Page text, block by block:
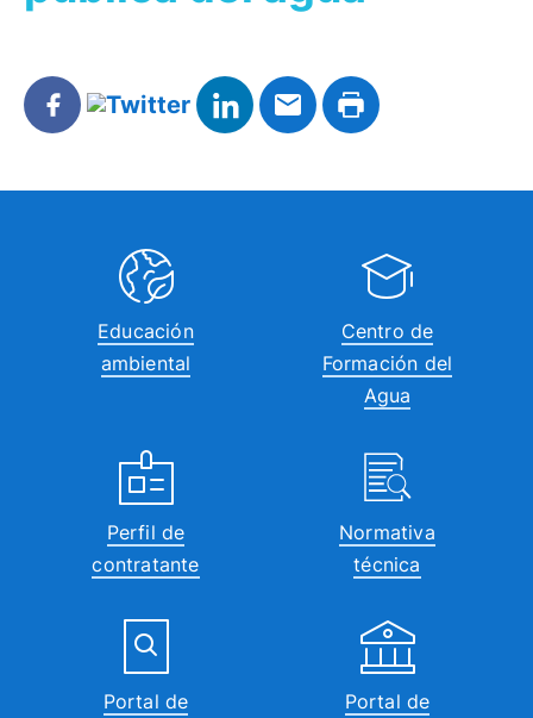
Educación
ambiental
Centro de
Formación del
Agua
Perfil de
contratante
Normativa
técnica
Portal de
Portal de